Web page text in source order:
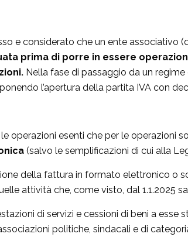
e considerato che un ente associativo
prima di porre in essere
Nella fase di passaggio da un regime
l’apertura della partita IVA con
le operazioni esenti che per le operazioni
(salvo le semplificazioni di cui alla
della fattura in formato elettronico o
attività che, come visto, dal 1.1.2025
di servizi e cessioni di beni a
politiche, sindacali e di